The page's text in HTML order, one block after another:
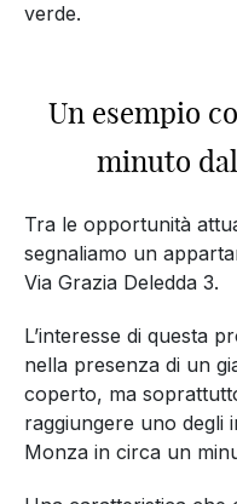
verde.
Un esempio
minuto
Tra le opportunità
segnaliamo un
Via Grazia Deledda 3.
L’interesse di questa
nella presenza di un
coperto, ma
raggiungere uno degli
Monza in circa un